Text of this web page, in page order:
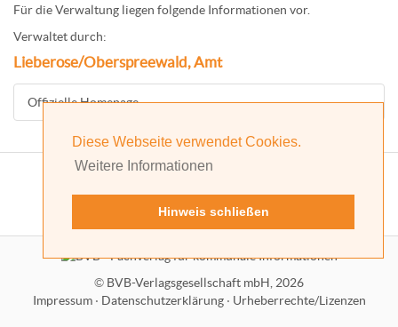
Diese Webseite verwendet Cookies.
Weitere Informationen
Hinweis schließen
Für die Verwaltung liegen folgende Informationen vor.
Verwaltet durch:
Lieberose/Oberspreewald, Amt
Offizielle Homepage
© BVB-Verlagsgesellschaft mbH, 2026
Impressum· Datenschutzerklärung· Urheberrechte/Lizenzen